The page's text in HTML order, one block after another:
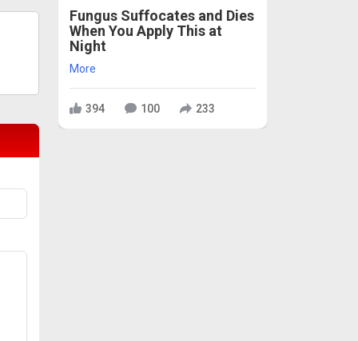
Fungus Suffocates and Dies
When You Apply This at
Night
More
394 100 233